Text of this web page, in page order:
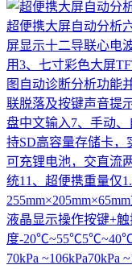
超便携大屏自动分析
屏显示十二导联心电
用3、七寸彩色大屏
图自动诊断分析功能
联脱落及按键声音提
盘中文输入7、手动
持SD高容量存储卡，
可充锂电池，交直流
统11、超便携重量仅
液晶显示操作按键+
度-20℃~55℃5℃~40℃
70kPa ~106kPa70kPa